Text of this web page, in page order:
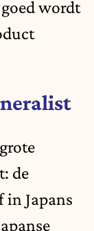
wordt
de
in Japans